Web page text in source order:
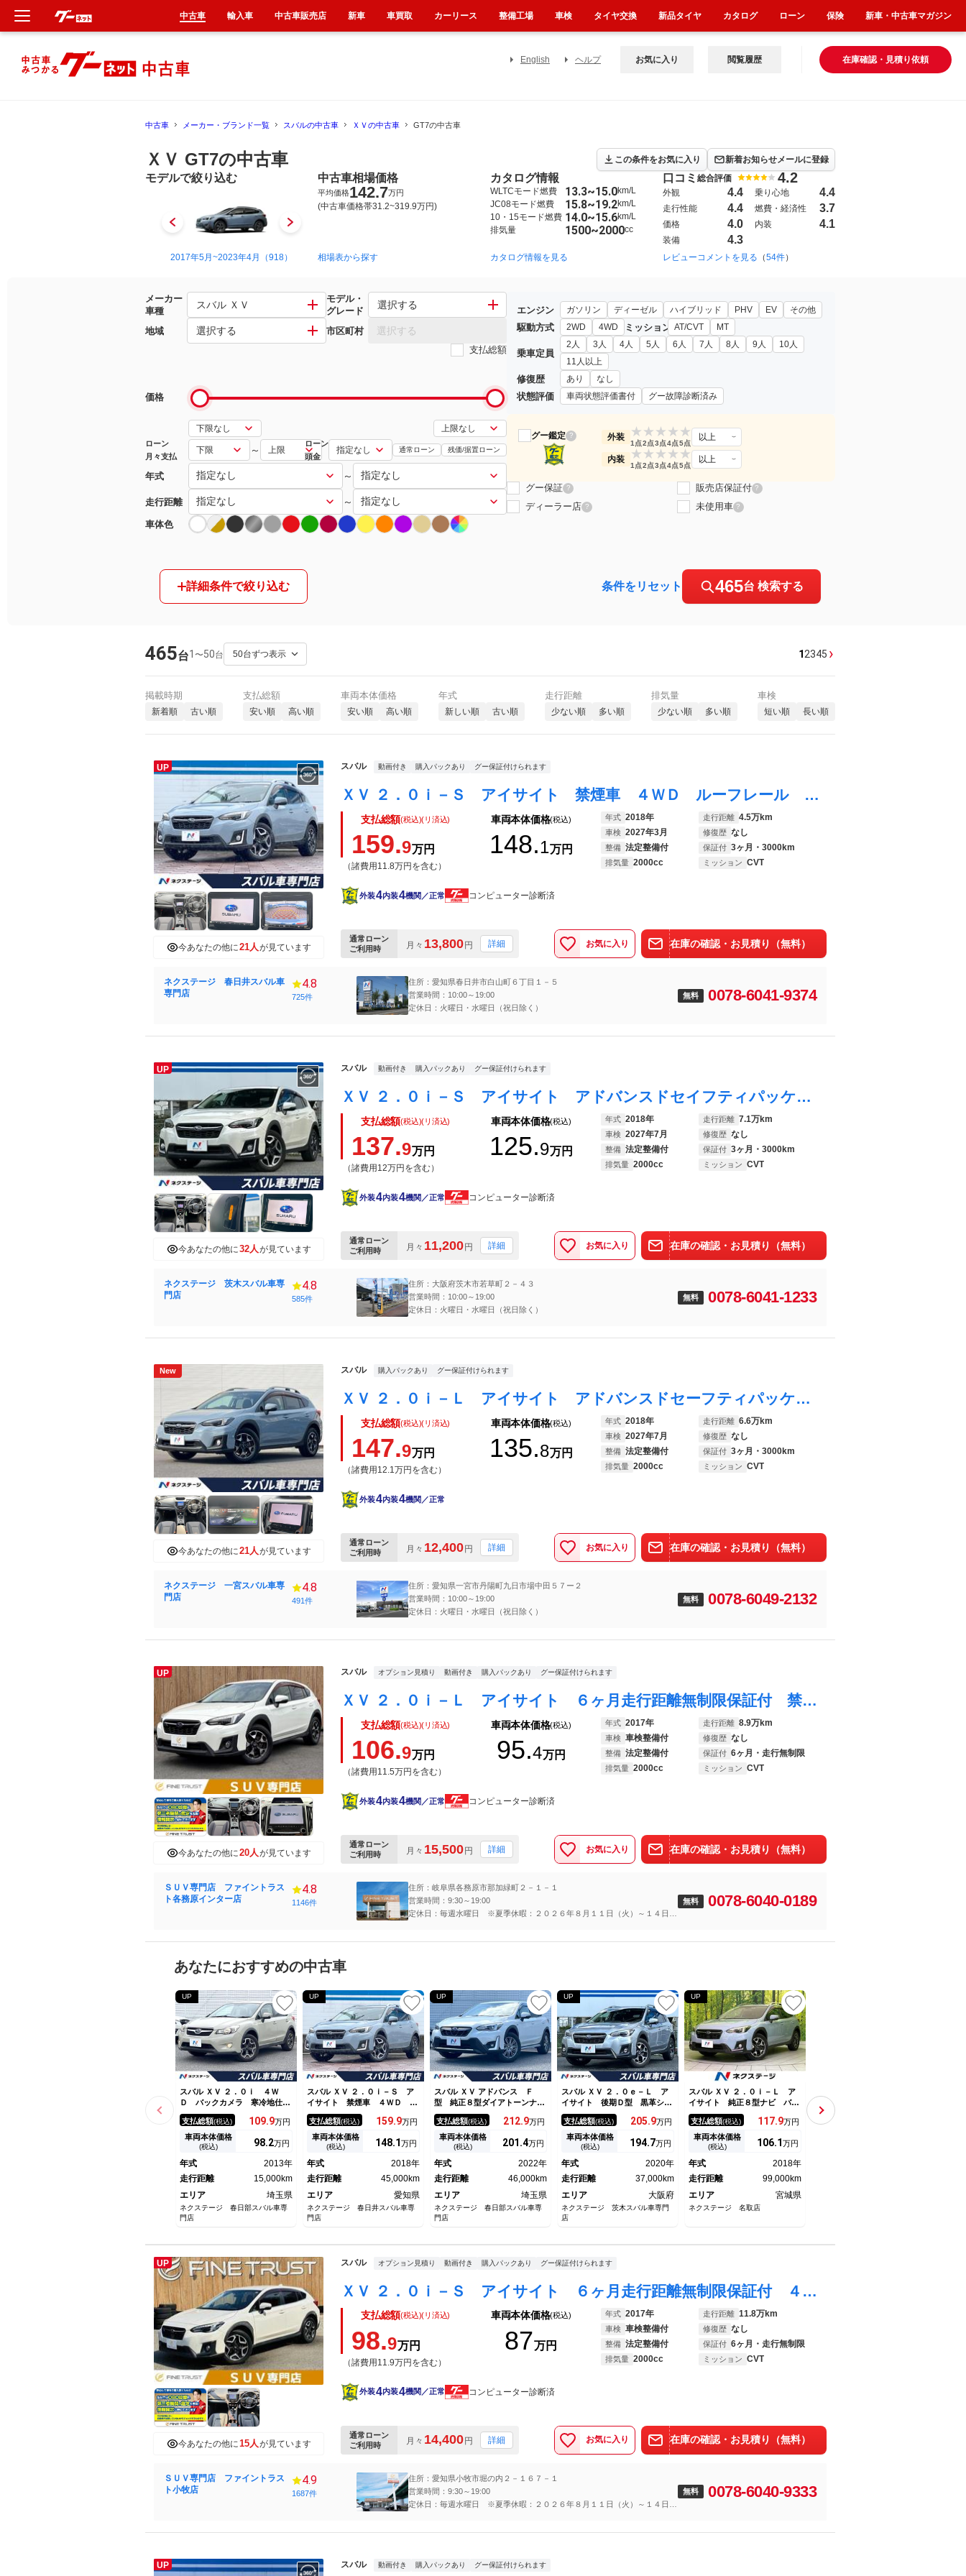
English ヘルプ 在庫確認・見積り依頼
お気に入り 閲覧履歴
中古車 メーカー・ブランド一覧 スバルの中古車 ＸＶの中古車 GT7の中古車
ＸＶ GT7の中古車 この条件をお気に入り 新着お知らせメールに登録
モデルで絞り込む
2017年5月~2023年4月（918） 2012年10月~2017年4月（380） 2010年6月~2012年2月（4） 2017年5月~2023年4月（918）
中古車相場価格
平均価格142.7万円
(中古車価格帯31.2~319.9万円)
相場表から探す
カタログ情報
WLTCモード燃費 13.3~15.0km/L
JC08モード燃費
15.8~19.2km/L
10・15モード燃費 14.0~15.6km/L
排気量
1500~2000cc
カタログ情報を見る
口コミ 総合評価 4.2
外観 4.4 乗り心地 4.4
走行性能 4.4 燃費・経済性 3.7
価格 4.0 内装 4.1
装備 4.3
レビューコメントを見る （54件）
メーカー
車種
スバル ＸＶ
モデル・
グレード
選択する
地域 選択する 市区町村 選択する
支払総額
価格
ローン
月々支払
～
ローン
頭金
通常ローン 残価/据置ローン
年式 ～
走行距離 ～
車体色
エンジン ガソリン ディーゼル ハイブリッド PHV EV その他
駆動方式 2WD 4WD ミッション AT/CVT MT
乗車定員
2人 3人 4人 5人 6人 7人 8人 9人
10人
11人以上
修復歴 あり なし
状態評価 車両状態評価書付 グー故障診断済み
グー鑑定 ? 外装 ★
1点
★
2点
★
3点
★
4点
★
5点
以上
内装 ★
1点
★
2点
★
3点
★
4点
★
5点
以上
グー保証 ? 販売店保証付 ?
ディーラー店 ? 未使用車 ?
詳細条件で絞り込む 条件をリセット 465台 検索する
465台1 〜50台 12345 ›
掲載時期
新着順 古い順
支払総額
安い順 高い順
車両本体価格
安い順 高い順
年式
新しい順 古い順
走行距離
少ない順 多い順
排気量
少ない順 多い順
車検
短い順 長い順
UP
今あなたの他に21人が見ています
スバル 動画付き 購入パックあり グー保証付けられます
ＸＶ ２．０ｉ－Ｓ アイサイト 禁煙車 ４ＷＤ ルーフレール アドバンスドセイフティ 純正ＳＤナビ バックカメラ ハーフレザーシート コーナーセンサー スマートキー ＬＥＤヘッド ＥＴＣ 純正１８インチアルミ 電子パーキング
支払総額(税込)(リ済込)
159.9万円
（諸費用11.8万円を含む）
車両本体価格(税込)
148.1万円
年式 2018年 走行距離 4.5万km
車検 2027年3月 修復歴 なし
整備 法定整備付 保証付 3ヶ月・3000km
排気量 2000cc ミッション CVT
外装4内装4機関／正常 コンピューター診断済
通常ローン
ご利用時
月々 13,800円 詳細 お気に入り 在庫の確認・お見積り（無料）
ネクステージ 春日井スバル車
専門店
4.8
725件
住所：愛知県春日井市白山町６丁目１－５
営業時間：10:00～19:00
定休日：火曜日・水曜日（祝日除く）
無料 0078-6041-9374
UP
今あなたの他に32人が見ています
スバル 動画付き 購入パックあり グー保証付けられます
ＸＶ ２．０ｉ－Ｓ アイサイト アドバンスドセイフティパッケージ 純正ＳＤナビ バックカメラ リアビークルディティクション パワーシート レーダークルーズ 禁煙車 スマートキー ＬＥＤヘッドライト 純正１８インチアルミホイール
支払総額(税込)(リ済込)
137.9万円
（諸費用12万円を含む）
車両本体価格(税込)
125.9万円
年式 2018年 走行距離 7.1万km
車検 2027年7月 修復歴 なし
整備 法定整備付 保証付 3ヶ月・3000km
排気量 2000cc ミッション CVT
外装4内装4機関／正常 コンピューター診断済
通常ローン
ご利用時
月々 11,200円 詳細 お気に入り 在庫の確認・お見積り（無料）
ネクステージ 茨木スバル車専
門店
4.8
585件
住所：大阪府茨木市若草町２－４３
営業時間：10:00～19:00
定休日：火曜日・水曜日（祝日除く）
無料 0078-6041-1233
New
今あなたの他に21人が見ています
スバル 購入パックあり グー保証付けられます
ＸＶ ２．０ｉ－Ｌ アイサイト アドバンスドセーフティパッケージ ルーフレール 純正８型ビルトインナビ バックカメラ ＥＴＣ スマートキー ＬＥＤヘッドライト アイドリングストップ デュアルオートエアコン 純正１７インチアルミ
支払総額(税込)(リ済込)
147.9万円
（諸費用12.1万円を含む）
車両本体価格(税込)
135.8万円
年式 2018年 走行距離 6.6万km
車検 2027年7月 修復歴 なし
整備 法定整備付 保証付 3ヶ月・3000km
排気量 2000cc ミッション CVT
外装4内装4機関／正常
通常ローン
ご利用時
月々 12,400円 詳細 お気に入り 在庫の確認・お見積り（無料）
ネクステージ 一宮スバル車専
門店
4.8
491件
住所：愛知県一宮市丹陽町九日市場中田５７ー２
営業時間：10:00～19:00
定休日：火曜日・水曜日（祝日除く）
無料 0078-6049-2132
UP
今あなたの他に20人が見ています
スバル オプション見積り 動画付き 購入パックあり グー保証付けられます
ＸＶ ２．０ｉ－Ｌ アイサイト ６ヶ月走行距離無制限保証付 禁煙車 ４ＷＤ 純正８インチナビ 純正１７インチアルミホイール 衝突軽減ブレーキ フルセグＴＶ レーダークルーズコントロール Ｂｌｕｅｔｏｏｔｈ 両側パワースライドドア
支払総額(税込)(リ済込)
106.9万円
（諸費用11.5万円を含む）
車両本体価格(税込)
95.4万円
年式 2017年 走行距離 8.9万km
車検 車検整備付 修復歴 なし
整備 法定整備付 保証付 6ヶ月・走行無制限
排気量 2000cc ミッション CVT
外装4内装4機関／正常 コンピューター診断済
通常ローン
ご利用時
月々 15,500円 詳細 お気に入り 在庫の確認・お見積り（無料）
ＳＵＶ専門店 ファイントラス
ト各務原インター店
4.8
1146件
住所：岐阜県各務原市那加緑町２－１－１
営業時間：9:30～19:00
定休日：毎週水曜日 ※夏季休暇：２０２６年８月１１日（火）～１４日
無料 0078-6040-0189
あなたにおすすめの中古車
UP
スバル ＸＶ ２．０ｉ ４Ｗ
Ｄ バックカメラ 寒冷地仕
様 禁煙車 ビルトインＥＴ
Ｃ 純正１８インチアルミ オ
ートライト デュアルエアコ
ン Ｂｌｕｅｔｏｏｔｈ Ｃ
ドルシフト
支払総額(税込) 109.9万円
車両本体価格
(税込) 98.2万円
年式
2013年
走行距離
15,000km
エリア
埼玉県
ネクステージ 春日部スバル車専
門店
UP
スバル ＸＶ ２．０ｉ－Ｓ ア
イサイト 禁煙車 ４ＷＤ ル
ーフレール アドバンスドセイ
フティ 純正ＳＤナビ バック
カメラ ハーフレザーシート
コーナーセンサー スマートキ
正１８インチアルミ 電子パー
キング
支払総額(税込) 159.9万円
車両本体価格
(税込) 148.1万円
年式
2018年
走行距離
45,000km
エリア
愛知県
ネクステージ 春日井スバル車専
門店
UP
スバル ＸＶ アドバンス Ｆ
型 純正８型ダイアトーンナ
ビ 純正アルミ付属 ハーフレ
ザーシート ＬＥＤヘッドライ
ト 革巻きステアリング １７
インチアルミホイール メモリ
車 ワンオーナー アイサイト
支払総額(税込) 212.9万円
車両本体価格
(税込) 201.4万円
年式
2022年
走行距離
46,000km
エリア
埼玉県
ネクステージ 春日部スバル車専
門店
UP
スバル ＸＶ ２．０ｅ－Ｌ ア
イサイト 後期Ｄ型 黒革シー
ト シートヒーター ルーフレ
ール アイサイトセイフティプ
ラス サイド＆バックカメラ
リアビークル ＬＥＤヘッドラ
Ｃ ドライブレコーダー 禁煙
車
支払総額(税込) 205.9万円
車両本体価格
(税込) 194.7万円
年式
2020年
走行距離
37,000km
エリア
大阪府
ネクステージ 茨木スバル車専門
店
UP
スバル ＸＶ ２．０ｉ－Ｌ ア
イサイト 純正８型ナビ バッ
クカメラ 衝突軽減装置 レー
ダークルーズ ルーフレール
ドラレコ スマートキー ＬＥ
Ｄヘッド ＥＴＣ オートハイ
グ Ｂｌｕｅｔｏｏｔｈ Ｃ
Ｄ ＤＶＤ
支払総額(税込) 117.9万円
車両本体価格
(税込) 106.1万円
年式
2018年
走行距離
99,000km
エリア
宮城県
ネクステージ 名取店
イサイト アドバンスドセイフ
ティパッケージ 純正ＳＤナ
ビ バックカメラ リアビーク
支払総額
UP
今あなたの他に 15人 が見ています
スバル オプション見積り 動画付き 購入パックあり グー保証付けられます
ＸＶ ２．０ｉ－Ｓ アイサイト ６ヶ月走行距離無制限保証付 ４ＷＤ レーダークルーズコントロール 衝突軽減ブレーキ バックカメラ 純正８インチナビ シートヒーター 禁煙車 本革シート ブラインドスポットモニター パワーシート
支払総額(税込)(リ済込)
98.9万円
（諸費用11.9万円を含む）
車両本体価格(税込)
87万円
年式 2017年 走行距離 11.8万km
車検 車検整備付 修復歴 なし
整備 法定整備付 保証付 6ヶ月・走行無制限
排気量 2000cc ミッション CVT
外装4内装4機関／正常 コンピューター診断済
通常ローン
ご利用時
月々 14,400 円 詳細 お気に入り 在庫の確認・お見積り（無料）
ＳＵＶ専門店 ファイントラス
ト小牧店
4.9
1687件
住所：愛知県小牧市堀の内２－１６７－１
営業時間：9:30～19:00
定休日：毎週水曜日 ※夏季休暇：２０２６年８月１１日（火）～１４日
無料 0078-6040-9333
UP スバル 動画付き 購入パックあり グー保証付けられます
中古車 輸入車 中古車販売店 新車 車買取 カーリース 整備工場 車検 タイヤ交換 新品タイヤ カタログ ローン 保険 新車・中古車マガジン
新車